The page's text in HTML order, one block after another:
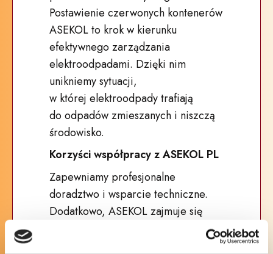
Postawienie czerwonych kontenerów
ASEKOL to krok w kierunku
efektywnego zarządzania
elektroodpadami. Dzięki nim
unikniemy sytuacji,
w której elektroodpady trafiają
do odpadów zmieszanych i niszczą
środowisko.
Korzyści współpracy z ASEKOL PL
Zapewniamy profesjonalne
doradztwo i wsparcie techniczne.
Dodatkowo, ASEKOL zajmuje się
odbiorem i transportem zebranych